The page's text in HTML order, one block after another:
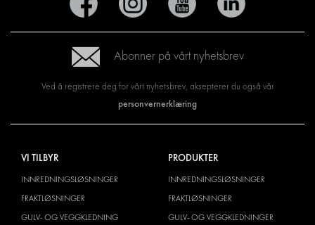
Abonner på vårt nyhetsbrev
Ved å registrere deg for vårt nyhetsbrev, aksepterer du også vår
personvernerklæring
VI TILBYR
INNREDNINGSLØSNINGER
FRAKTLØSNINGER
GULV- OG VEGGKLEDNING
PRODUKTER
INNREDNINGSLØSNINGER
FRAKTLØSNINGER
GULV- OG VEGGKLEDNINGER